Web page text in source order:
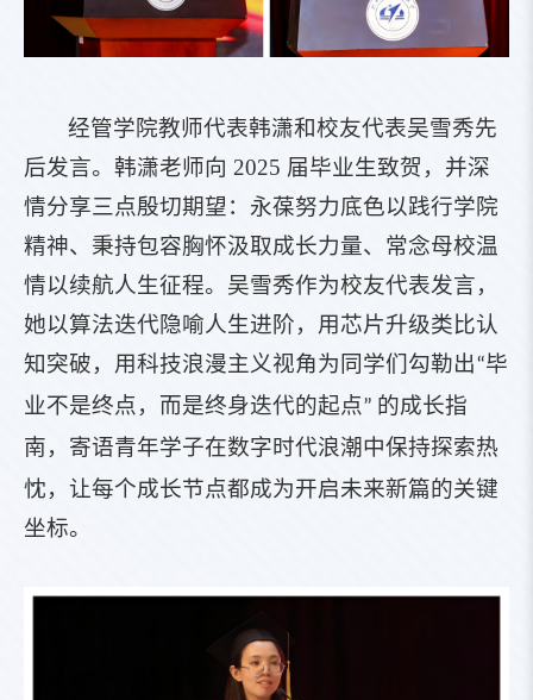
经管学院教师代表韩潇和校友代表吴雪秀先
后发言。韩潇老师向 2025 届毕业生致贺，并深
情分享三点殷切期望：永葆努力底色以践行学院
精神、秉持包容胸怀汲取成长力量、常念母校温
情以续航人生征程。吴雪秀作为校友代表发言，
她以算法迭代隐喻人生进阶，用芯片升级类比认
知突破， 用科技浪漫主义视角为同学们勾勒出“毕
业不是终点，而是终身迭代的起点” 的成长指
南， 寄语青年学子在数字时代浪潮中保持探索热
忱，让每个成长节点都成为开启未来新篇的关键
坐标。